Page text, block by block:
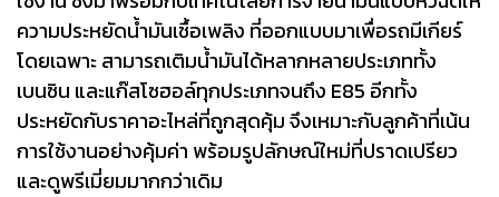
ความประหยัดน้ำมันเชื้อเพลิง ที่ออกแบบมาเพื่อรถมีเกียร์
โดยเฉพาะ สามารถเติมน้ำมันได้หลากหลายประเภททั้ง
เบนซิน และแก๊สโซฮอล์ทุกประเภทจนถึง E85 อีกทั้ง
ประหยัดกับราคาอะไหล่ที่ถูกสุดคุ้ม จึงเหมาะกับลูกค้าที่เน้น
การใช้งานอย่างคุ้มค่า พร้อมรูปลักษณ์ใหม่ที่ปราดเปรียว
และดูพรีเมี่ยมมากกว่าเดิม